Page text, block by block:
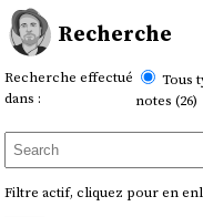
Recherche
Recherche effectué
dans :
Tous
notes (26)
Filtre actif, cliquez pour en